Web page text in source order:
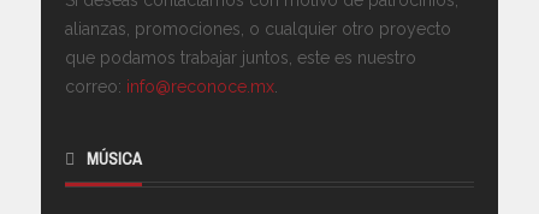
alianzas, promociones, o cualquier otro proyecto
que podamos trabajar juntos, este es nuestro
correo: info@reconoce.mx
MÚSICA